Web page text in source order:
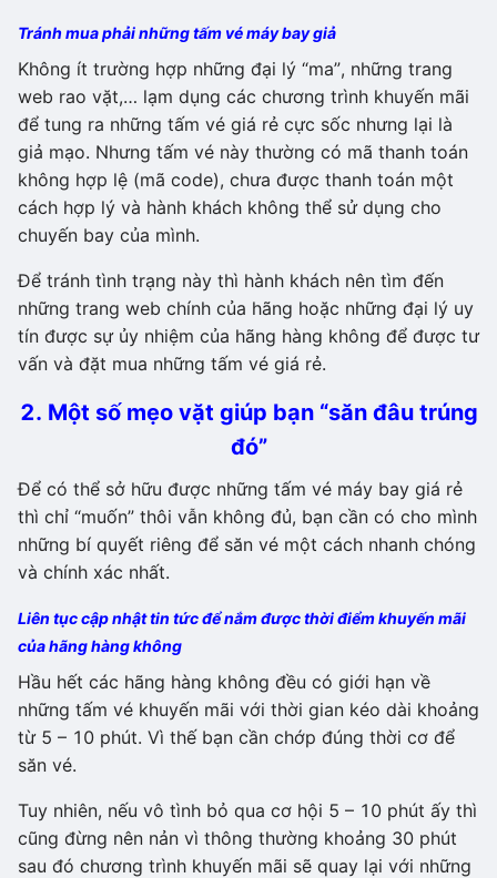
Tránh mua phải những tấm vé máy bay giả
Không ít trường hợp những đại lý “ma”, những trang
web rao vặt,… lạm dụng các chương trình khuyến mãi
để tung ra những tấm vé giá rẻ cực sốc nhưng lại là
giả mạo. Nhưng tấm vé này thường có mã thanh toán
không hợp lệ (mã code), chưa được thanh toán một
cách hợp lý và hành khách không thể sử dụng cho
chuyến bay của mình.
Để tránh tình trạng này thì hành khách nên tìm đến
những trang web chính của hãng hoặc những đại lý uy
tín được sự ủy nhiệm của hãng hàng không để được tư
vấn và đặt mua những tấm vé giá rẻ.
2. Một số mẹo vặt giúp bạn “săn đâu trúng
đó”
Để có thể sở hữu được những tấm vé máy bay giá rẻ
thì chỉ “muốn” thôi vẫn không đủ, bạn cần có cho mình
những bí quyết riêng để săn vé một cách nhanh chóng
và chính xác nhất.
Liên tục cập nhật tin tức để nắm được thời điểm khuyến mãi
của hãng hàng không
Hầu hết các hãng hàng không đều có giới hạn về
những tấm vé khuyến mãi với thời gian kéo dài khoảng
từ 5 – 10 phút. Vì thế bạn cần chớp đúng thời cơ để
săn vé.
Tuy nhiên, nếu vô tình bỏ qua cơ hội 5 – 10 phút ấy thì
cũng đừng nên nản vì thông thường khoảng 30 phút
sau đó chương trình khuyến mãi sẽ quay lại với những